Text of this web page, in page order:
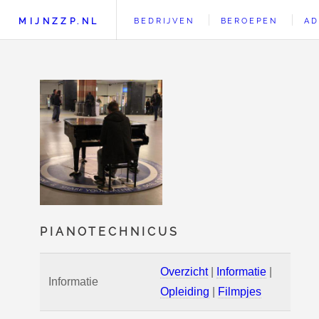
PIANOTECHNICUS
Informatie
Overzicht| Informatie
Opleiding
Filmpjes
MIJNZZP.NL BEDRIJVEN BEROEPEN